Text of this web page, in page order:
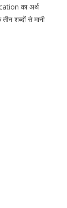
का अर्थ
शब्दों से मानी